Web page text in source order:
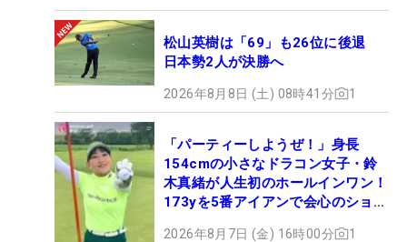
松山英樹は「69」も26位に後退
日本勢2人が決勝へ
2026年8月8日 (土) 08時41分 1
「パーティーしようぜ！」身長
154cmの小さなドラコン女子・鈴
木真緒が人生初のホールインワン！
173yを5番アイアンで会心のショッ
2026年8月7日 (金) 16時00分 1